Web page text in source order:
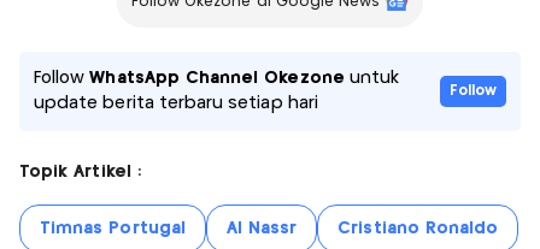
FollowWhatsApp Channel Okezone untuk
update berita terbaru setiap hari
Follow
Topik Artikel :
Timnas Portugal Al Nassr Cristiano Ronaldo